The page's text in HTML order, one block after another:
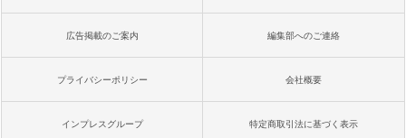
広告掲載のご案内 編集部へのご連絡
プライバシーポリシー 会社概要
インプレスグループ 特定商取引法に基づく表示